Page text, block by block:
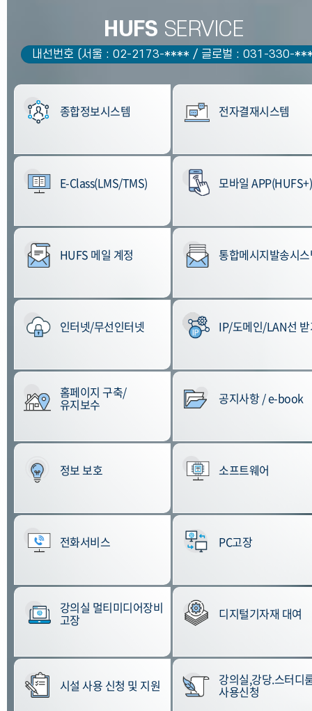
HUFS SERVICE
내선번호 (서울 : 02-2173-**** / 글로벌 : 031-330-
종합정보시스템 전자결재시스템
E-Class(LMS/TMS) 모바일 APP(HUFS+)
HUFS 메일 계정 통합메시지발송시
인터넷/무선인터넷 IP/도메인/LAN선
홈페이지 구축/
유지보수 공지사항 / e-book
정보 보호 소프트웨어
전화서비스 PC고장
강의실 멀티미디어장비
고장 디지털기자재 대여
시설 사용 신청 및 지원 강의실,강당.스터디
사용신청